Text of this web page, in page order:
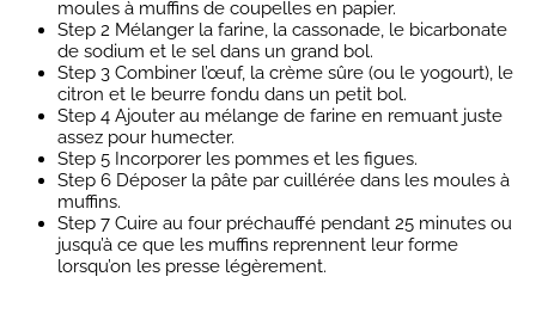
moules à muffins de coupelles en papier.
Step 2 Mélanger la farine, la cassonade, le bicarbonate
de sodium et le sel dans un grand bol.
Step 3 Combiner l’œuf, la crème sûre (ou le yogourt), le
citron et le beurre fondu dans un petit bol.
Step 4 Ajouter au mélange de farine en remuant juste
assez pour humecter.
Step 5 Incorporer les pommes et les figues.
Step 6 Déposer la pâte par cuillérée dans les moules à
muffins.
Step 7 Cuire au four préchauffé pendant 25 minutes ou
jusqu’à ce que les muffins reprennent leur forme
lorsqu’on les presse légèrement.